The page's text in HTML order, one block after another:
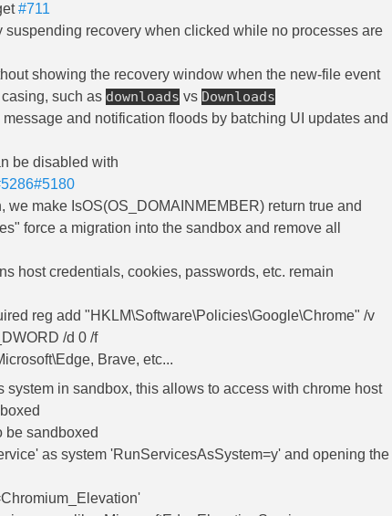
#711
recovery when clicked while no processes are
showing the recovery window when the new-file event
such as downloads vs Downloads
and notification floods by batching UI updates and
be disabled with
#5180
make IsOS(OS_DOMAINMEMBER) return true and
force a migration into the sandbox and remove all
host credentials, cookies, passwords, etc. remain
reg add "HKLM\Software\Policies\Google\Chrome" /v
/d 0 /f
Brave, etc...
in sandbox, this allows to access with chrome host
be sandboxed
as system 'RunServicesAsSystem=y' and opening the